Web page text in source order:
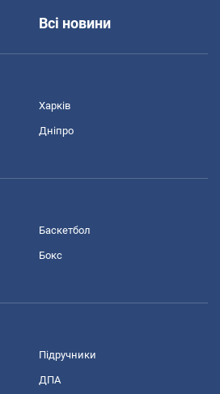
Всі новини
Харків
Дніпро
Баскетбол
Бокс
Підручники
ДПА